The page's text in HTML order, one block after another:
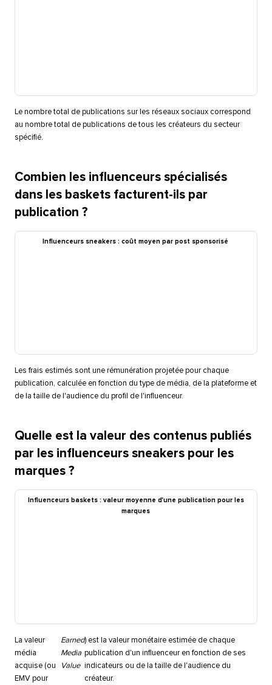
Le nombre total de publications sur les réseaux sociaux correspond
au nombre total de publications de tous les créateurs du secteur
spécifié.​​
Combien les influenceurs spécialisés
dans les baskets facturent-ils par
publication ?​​
Influenceurs sneakers : coût moyen par post sponsorisé​​
Les frais estimés sont une rémunération projetée pour chaque
publication, calculée en fonction du type de média, de la plateforme et
de la taille de l'audience du profil de l'influenceur.​​
Quelle est la valeur des contenus publiés
par les influenceurs sneakers pour les
marques ?​​
Influenceurs baskets : valeur moyenne d'une publication pour les
marques​​
La valeur
média
acquise (ou
EMV pour
Earned
Media
Value
) est la valeur monétaire estimée de chaque
publication d'un influenceur en fonction de ses
indicateurs ou de la taille de l'audience du
créateur.​​